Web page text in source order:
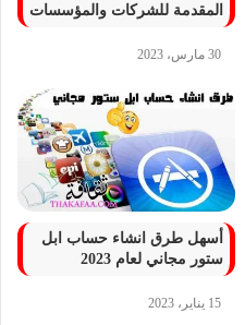
المقدمة للشركات والمؤسسات
30 مارس، 2023
أسهل طرق انشاء حساب ابل
ستور مجاني لعام 2023
15 يناير، 2023